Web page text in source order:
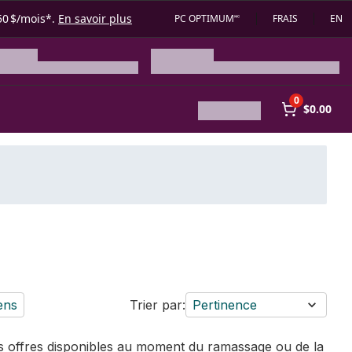
$/mois*. En savoir plus PC OPTIMUM🅪 FRAIS EN
0
$0.00
Trier par: Pertinence
disponibles au moment du ramassage ou de la